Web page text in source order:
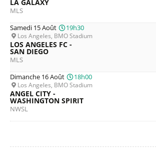
LA GALAXY
MLS
Samedi 15 Août
19h30
Los Angeles, BMO Stadium
LOS ANGELES FC -
SAN DIEGO
MLS
Dimanche 16 Août
18h00
Los Angeles, BMO Stadium
ANGEL CITY -
WASHINGTON SPIRIT
NWSL